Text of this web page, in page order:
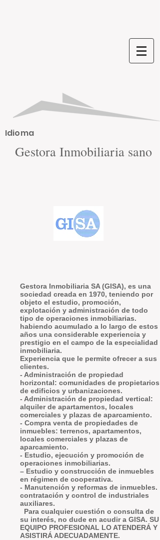
Idioma
Gestora Inmobiliaria sano
Gestora Inmobiliaria SA (GISA), es una
sociedad creada en 1970, teniendo por
objeto el estudio, promoción,
explotación y administración de todo
tipo de operaciones inmobiliarias.
habiendo acumulado a lo largo de estos
años una considerable experiencia y
prestigio en el campo de la especialidad
inmobiliaria.
Experiencia que le permite ofrecer a sus
clientes.
- Administración de propiedad
horizontal: comunidades de propietarios
de edificios y urbanizaciones.
- Administración de propiedad vertical:
alquiler de apartamentos, locales
comerciales y plazas de aparcamiento.
- Compra venta de propiedades de
inmuebles: terrenos, apartamentos,
locales comerciales y plazas de
aparcamiento.
- Estudio, ejecución y promoción de
operaciones inmobiliarias.
– Estudio y construcción de inmuebles
en régimen de cooperativa.
- Manutención y reformas de inmuebles.
contratación y control de industriales
auxiliares.
Para cualquier cuestión o consulta de
su interés, no dude en acudir a GISA. SU
EQUIPO PROFESIONAL LO ATENDERÁ Y
ASISTIRÁ ADECUADAMENTE.